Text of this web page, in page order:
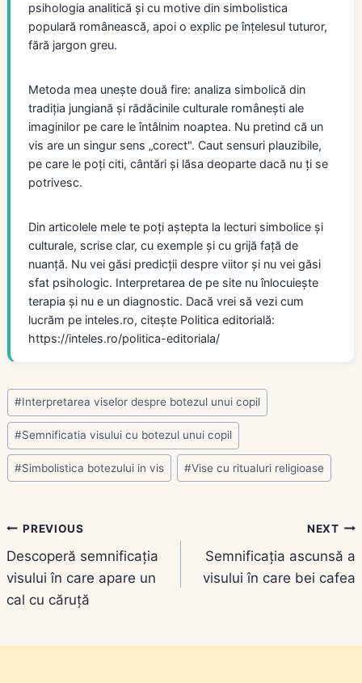
psihologia analitică și cu motive din simbolistica
populară românească, apoi o explic pe înțelesul tuturor,
fără jargon greu.
Metoda mea unește două fire: analiza simbolică din
tradiția jungiană și rădăcinile culturale românești ale
imaginilor pe care le întâlnim noaptea. Nu pretind că un
vis are un singur sens „corect". Caut sensuri plauzibile,
pe care le poți citi, cântări și lăsa deoparte dacă nu ți se
potrivesc.
Din articolele mele te poți aștepta la lecturi simbolice și
culturale, scrise clar, cu exemple și cu grijă față de
nuanță. Nu vei găsi predicții despre viitor și nu vei găsi
sfat psihologic. Interpretarea de pe site nu înlocuiește
terapia și nu e un diagnostic. Dacă vrei să vezi cum
lucrăm pe inteles.ro, citește Politica editorială:
https://inteles.ro/politica-editoriala/
Post
Tags:
#Interpretarea viselor despre botezul unui copil
#Semnificatia visului cu botezul unui copil
#Simbolistica botezului in vis #Vise cu ritualuri religioase
Navigare
în
articole
PREVIOUS
Descoperă semnificația
visului în care apare un
cal cu căruță
NEXT
Semnificația ascunsă a
visului în care bei cafea